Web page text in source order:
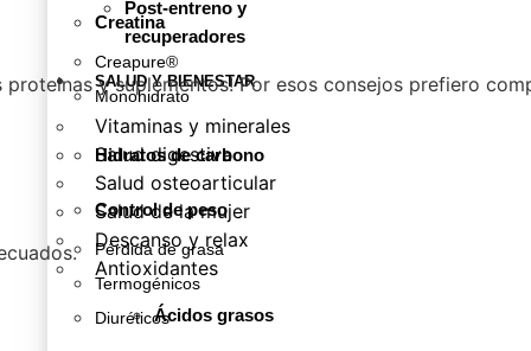
Post-entreno y
recuperadores
SALUD Y BIENESTAR
Vitaminas y minerales
Salud digestiva
Salud osteoarticular
Salud de la mujer
Descanso y relax
Antioxidantes
Ácidos grasos
Creatina
Creapure®
Monohidrato
Hidratos de carbono
Control de peso
Pérdida de grasa
Termogénicos
Diuréticos
y suplementos! Por esos consejos prefiero